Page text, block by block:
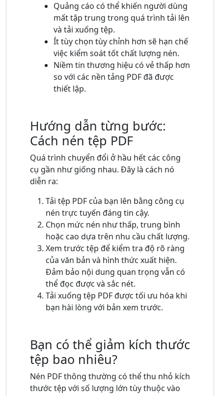
Quảng cáo có thể khiến người dùng
mất tập trung trong quá trình tải lên
và tải xuống tệp.
Ít tùy chọn tùy chỉnh hơn sẽ hạn chế
việc kiểm soát tốt chất lượng nén.
Niềm tin thương hiệu có vẻ thấp hơn
so với các nền tảng PDF đã được
thiết lập.
Hướng dẫn từng bước:
Cách nén tệp PDF
Quá trình chuyển đổi ở hầu hết các công
cụ gần như giống nhau. Đây là cách nó
diễn ra:
Tải tệp PDF của bạn lên bằng công cụ
nén trực tuyến đáng tin cậy.
Chọn mức nén như thấp, trung bình
hoặc cao dựa trên nhu cầu chất lượng.
Xem trước tệp để kiểm tra độ rõ ràng
của văn bản và hình thức xuất hiện.
Đảm bảo nội dung quan trọng vẫn có
thể đọc được và sắc nét.
Tải xuống tệp PDF được tối ưu hóa khi
bạn hài lòng với bản xem trước.
Bạn có thể giảm kích thước
tệp bao nhiêu?
Nén PDF thông thường có thể thu nhỏ kích
thước tệp với số lượng lớn tùy thuộc vào